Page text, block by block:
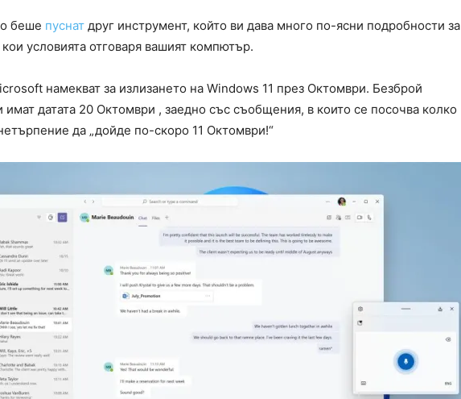
беше пуснат друг инструмент, който ви дава много по-ясни подробности за
условията отговаря вашият компютър.
намекват за излизането на Windows 11 през Октомври. Безброй
имат датата 20 Октомври , заедно със съобщения, в които се посочва колко
да „дойде по-скоро 11 Октомври!“